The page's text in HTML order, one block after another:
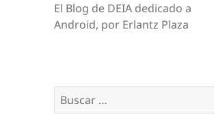
El Blog de DEIA dedicado a
Android, por Erlantz Plaza
Buscar: